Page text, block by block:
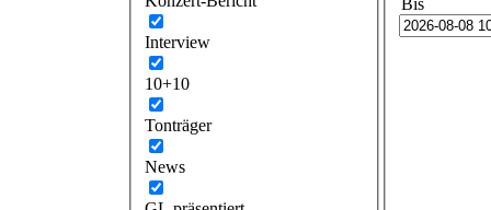
Interview
10+10
Tonträger
News
Bis